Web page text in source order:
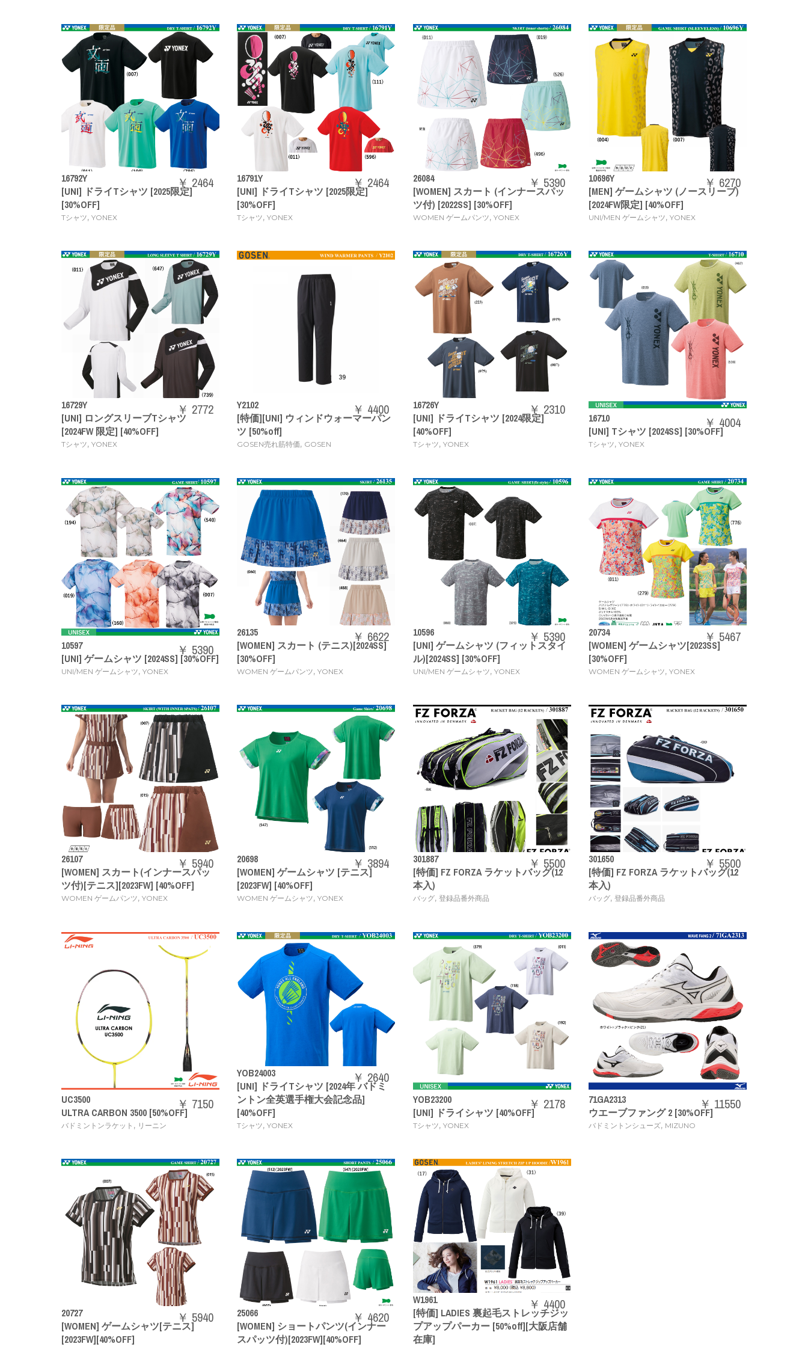
16792Y
[UNI] ドライTシャツ [2025限定]
[30%OFF]
Tシャツ, YONEX
￥ 2464
16791Y
[UNI] ドライTシャツ [2025限定]
[30%OFF]
Tシャツ, YONEX
￥ 2464
26084
[WOMEN] スカート (インナースパッ
ツ付) [2022SS] [30%OFF]
WOMEN ゲームパンツ, YONEX
￥ 5390
10696Y
[MEN] ゲームシャツ (ノースリーブ)
[2024FW限定] [40%OFF]
UNI/MEN ゲームシャツ, YONEX
￥ 6270
16729Y
[UNI] ロングスリーブTシャツ
[2024FW 限定] [40%OFF]
Tシャツ, YONEX
￥ 2772
Y2102
[特価][UNI] ウィンドウォーマーパン
ツ [50%off]
GOSEN売れ筋特価, GOSEN
￥ 4400
16726Y
[UNI] ドライTシャツ [2024限定]
[40%OFF]
Tシャツ, YONEX
￥ 2310
16710
[UNI] Tシャツ [2024SS] [30%OFF]
Tシャツ, YONEX
￥ 4004
10597
[UNI] ゲームシャツ [2024SS] [30%OFF]
UNI/MEN ゲームシャツ, YONEX
￥ 5390
26135
[WOMEN] スカート (テニス)[2024SS]
[30%OFF]
WOMEN ゲームパンツ, YONEX
￥ 6622
10596
[UNI] ゲームシャツ (フィットスタイ
ル)[2024SS] [30%OFF]
UNI/MEN ゲームシャツ, YONEX
￥ 5390
20734
[WOMEN] ゲームシャツ[2023SS]
[30%OFF]
WOMEN ゲームシャツ, YONEX
￥ 5467
26107
[WOMEN] スカート(インナースパッ
ツ付)[テニス][2023FW] [40%OFF]
WOMEN ゲームパンツ, YONEX
￥ 5940
20698
[WOMEN] ゲームシャツ [テニス]
[2023FW] [40%OFF]
WOMEN ゲームシャツ, YONEX
￥ 3894
301887
[特価] FZ FORZA ラケットバッグ(12
本入)
バッグ, 登録品番外商品
￥ 5500
301650
[特価] FZ FORZA ラケットバッグ(12
本入)
バッグ, 登録品番外商品
￥ 5500
UC3500
ULTRA CARBON 3500 [50%OFF]
バドミントンラケット , リーニン
￥ 7150
YOB24003
[UNI] ドライTシャツ [2024年 バドミ
ントン全英選手権大会記念品]
[40%OFF]
Tシャツ, YONEX
￥ 2640
YOB23200
[UNI] ドライシャツ [40%OFF]
Tシャツ, YONEX
￥ 2178
71GA2313
ウエーブファング 2 [30%OFF]
バドミントンシューズ, MIZUNO
￥ 11550
20727
[WOMEN] ゲームシャツ[テニス]
[2023FW][40%OFF]
￥ 5940
25066
[WOMEN] ショートパンツ(インナー
スパッツ付)[2023FW][40%OFF]
￥ 4620
W1961
[特価] LADIES 裏起毛ストレッチジッ
プアップパーカー [50%off][大阪店舗
在庫]
￥ 4400